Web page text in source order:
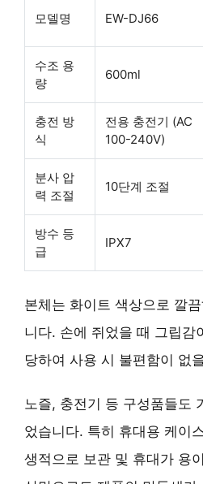
모델명 EW-DJ66
수조 용
량
600ml
충전 방
식
전용 충전기 (AC
100-240V)
분사 압
력 조절
10단계 조절
방수 등
급
IPX7
본체는 화이트 색상으로 깔
니다. 손에 쥐었을 때 그립감
당하여 사용 시 불편함이 없
노즐, 충전기 등 구성품들도
었습니다. 특히 휴대용 케이
생적으로 보관 및 휴대가 용